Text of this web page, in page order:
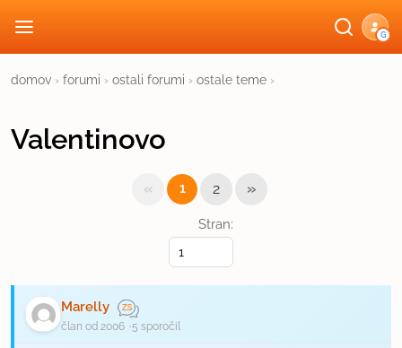
G
domov › forumi › ostali forumi › ostale teme ›
Valentinovo
Stran:
« 1 2 »
Marelly
član od 2006 5 sporočil